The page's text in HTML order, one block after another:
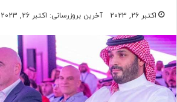
اکتبر 26, 2023 آخرین بروزرسانی: اکتبر 26, 2023